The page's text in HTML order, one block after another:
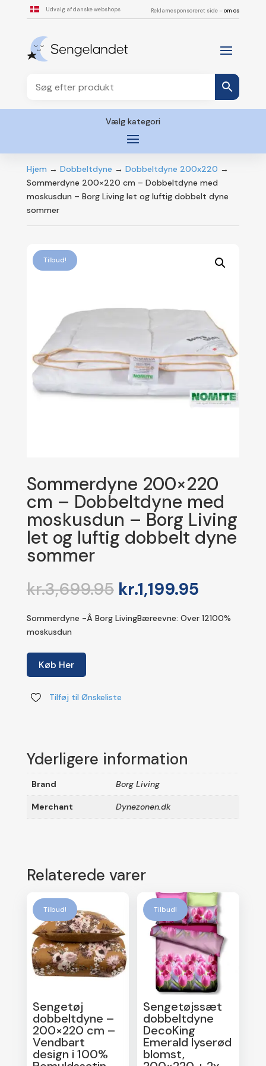
Udvalg af danske webshops Reklamesponsoreret side –om os
Vælg kategori
Hjem → Dobbeltdyne → Dobbeltdyne 200x220 →
Sommerdyne 200×220 cm – Dobbeltdyne med
moskusdun – Borg Living let og luftig dobbelt dyne
sommer
Tilbud!
Sommerdyne 200×220
cm – Dobbeltdyne med
moskusdun – Borg Living
let og luftig dobbelt dyne
sommer
kr.3,699.95 Den
oprindelige
pris
var:
kr.1,199.95Den
pris
Sommerdyne -Â Borg LivingBæreevne: Over 12100%
moskusdun
Køb Her
Tilføj til Ønskeliste
Yderligere information
Brand Borg Living
Merchant Dynezonen.dk
Relaterede varer
Tilbud!
Sengetøj
dobbeltdyne –
200×220 cm –
Vendbart
design i 100%
Tilbud!
Sengetøjssæt
dobbeltdyne
DecoKing
Emerald lyserød
blomst,